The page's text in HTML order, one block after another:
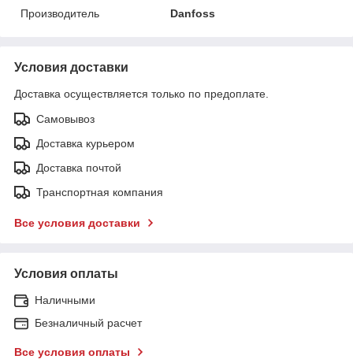
Производитель
Danfoss
Условия доставки
Доставка осуществляется только по предоплате.
Самовывоз
Доставка курьером
Доставка почтой
Транспортная компания
Все условия доставки
Условия оплаты
Наличными
Безналичный расчет
Все условия оплаты